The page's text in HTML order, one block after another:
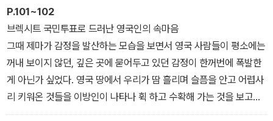
이 빈민가를 버리는구나 싶었다. 설마 저 위에 계신 분들은 어리석은
민중은 책 따위 읽지 않을 거라 생각하는 걸까.
P.101~102
브렉시트 국민투표로 드러난 영국인의 속마음
그때 제마가 감정을 발산하는 모습을 보면서 영국 사람들이 평소에는
꺼내 보이지 않던, 깊은 곳에 묻어두고 있던 감정이 한꺼번에 폭발한
게 아닌가 싶었다. 영국 땅에서 우리가 땀 흘리며 슬픔을 안고 어렵사
리 키워온 것들을 이방인이 나타나 휙 하고 수확해 가는 것을 보고만
있을쏘냐. 이런 느낌의 분노, 아니 두려움에 가까운 어떤 감정.